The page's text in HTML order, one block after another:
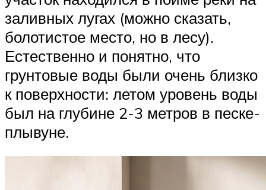
заливных лугах (можно сказать,
болотистое место, но в лесу).
Естественно и понятно, что
грунтовые воды были очень близко
к поверхности: летом уровень воды
был на глубине 2-3 метров в песке-
плывуне.